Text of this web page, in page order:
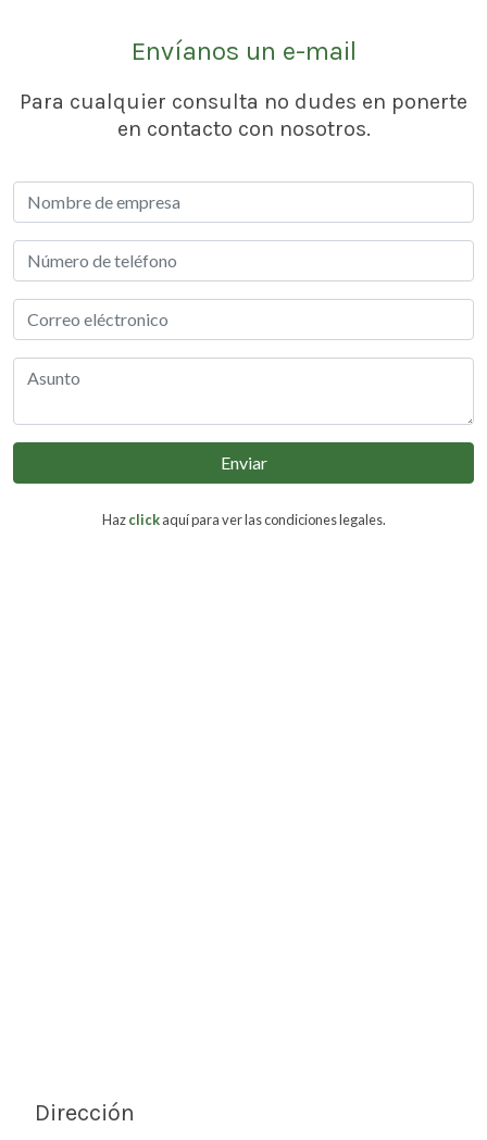
Envíanos un e-mail
Para cualquier consulta no dudes en ponerte
en contacto con nosotros.
Enviar
Hazclickaquí para ver las condiciones legales.
Dirección